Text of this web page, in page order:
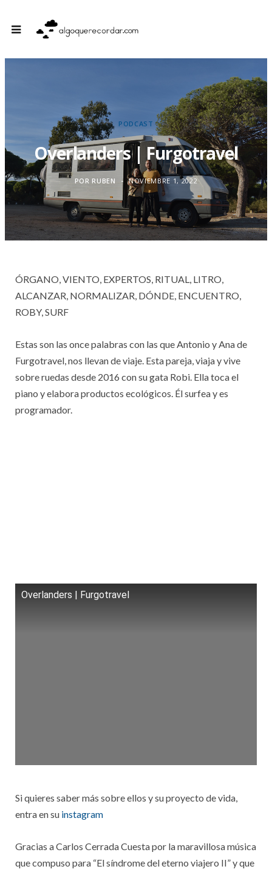
PODCAST
Overlanders | Furgotravel
PORRUBEN NOVIEMBRE 1, 2022
ÓRGANO, VIENTO, EXPERTOS, RITUAL, LITRO,
ALCANZAR, NORMALIZAR, DÓNDE, ENCUENTRO,
ROBY, SURF
Estas son las once palabras con las que Antonio y Ana de
Furgotravel, nos llevan de viaje. Esta pareja, viaja y vive
sobre ruedas desde 2016 con su gata Robi. Ella toca el
piano y elabora productos ecológicos. Él surfea y es
programador.
Overlanders | Furgotravel
Si quieres saber más sobre ellos y su proyecto de vida,
entra en su instagram
Gracias a Carlos Cerrada Cuesta por la maravillosa música
que compuso para “El síndrome del eterno viajero II” y que